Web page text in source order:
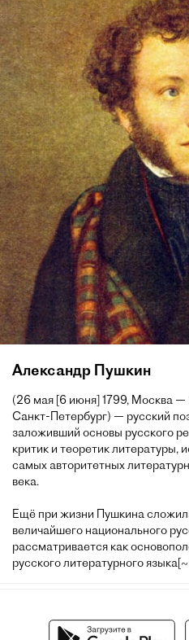
Александр Пушкин
(26 мая [6 июня] 1799, Москва —
Санкт-Петербург) — русский
заложивший основы русского
критик и теоретик литературы,
самых авторитетных
века.
Ещё при жизни Пушкина
величайшего национального
рассматривается как
русского литературного